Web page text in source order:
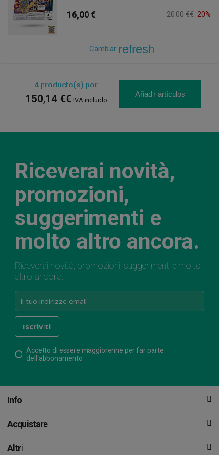
16,00 € 20,00 €€ 20%
Cambiar refresh
4producto(s) por
150,14 €€ IVA incluido
Añadir artículos
Riceverai novità,
promozioni,
suggerimenti e
molto altro ancora.
Riceverai novità, promozioni, suggerimenti e molto
altro ancora.
Accetto di essere maggiorenne per far parte
dell'abbonamento
Info
Acquistare
Altri